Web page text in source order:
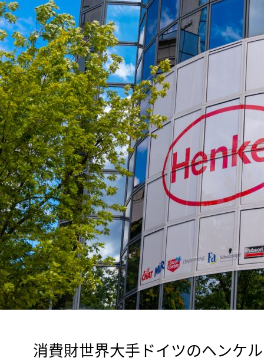
消費財世界大手ドイツのヘンケ